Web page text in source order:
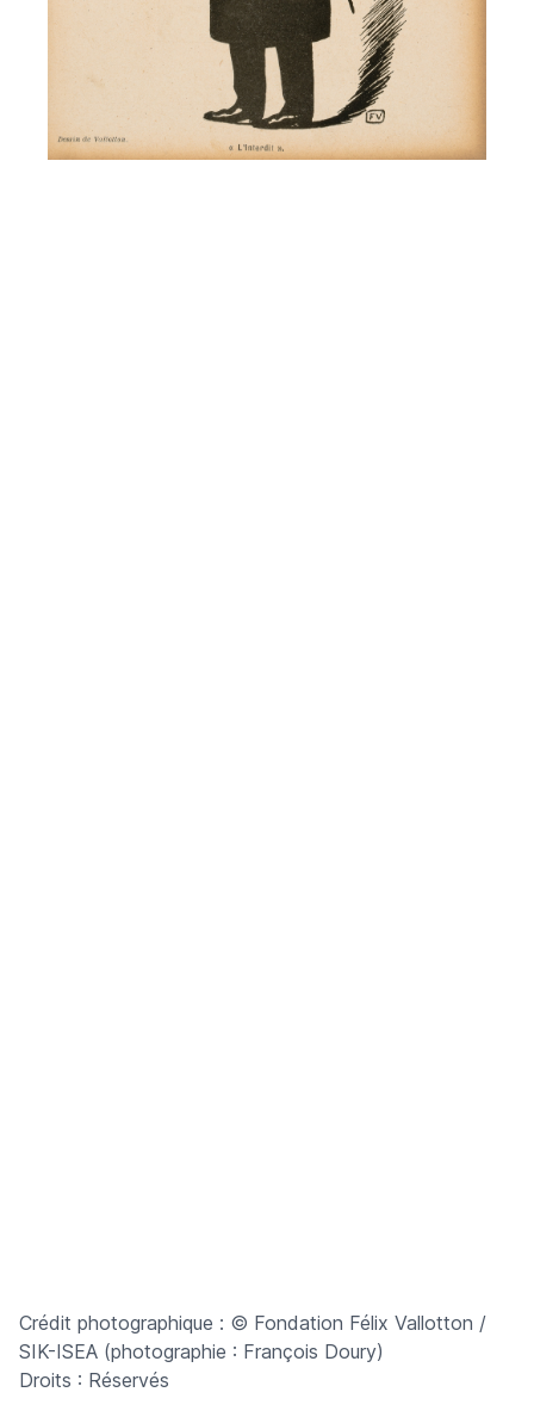
Crédit photographique : © Fondation Félix Vallotton /
SIK-ISEA (photographie : François Doury)
Droits : Réservés